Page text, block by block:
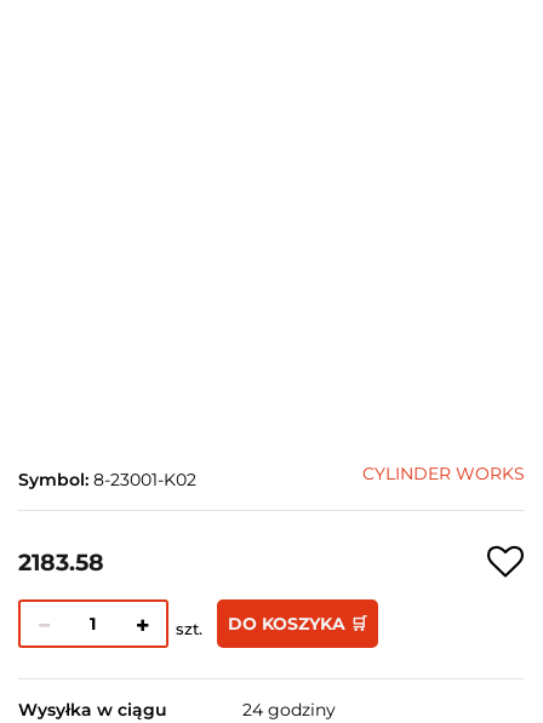
Symbol: 8-23001-K02 CYLINDER WORKS
2183.58
szt. DO KOSZYKA 🛒
Wysyłka w ciągu
24 godziny